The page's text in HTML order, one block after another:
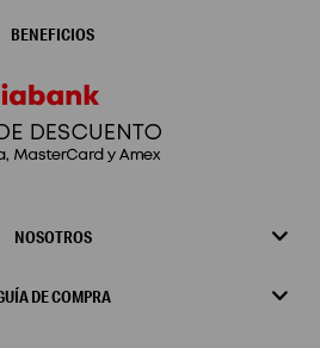
NOSOTROS
DE COMPRA
BENEFICIOS